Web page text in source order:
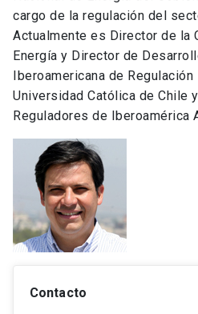
cargo de la regulación del
Actualmente es Director de la
Energía y Director de
Iberoamericana de
Universidad Católica de Chile
Reguladores de Iberoamérica
Contacto